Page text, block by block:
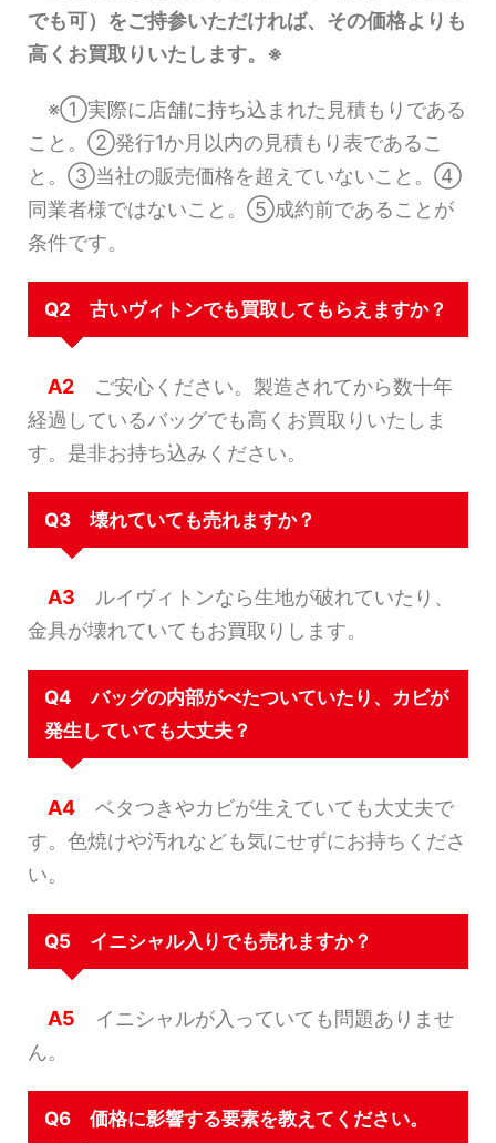
でも可）をご持参いただければ、その価格よりも
高くお買取りいたします。※
※①実際に店舗に持ち込まれた見積もりである
こと。②発行1か月以内の見積もり表であるこ
と。③当社の販売価格を超えていないこと。④
同業者様ではないこと。⑤成約前であることが
条件です。
Q2 古いヴィトンでも買取してもらえますか？
A2 ご安心ください。製造されてから数十年
経過しているバッグでも高くお買取りいたしま
す。是非お持ち込みください。
Q3 壊れていても売れますか？
A3 ルイヴィトンなら生地が破れていたり、
金具が壊れていてもお買取りします。
Q4 バッグの内部がべたついていたり、カビが
発生していても大丈夫？
A4 ベタつきやカビが生えていても大丈夫で
す。色焼けや汚れなども気にせずにお持ちくださ
い。
Q5 イニシャル入りでも売れますか？
A5 イニシャルが入っていても問題ありませ
ん。
Q6 価格に影響する要素を教えてください。